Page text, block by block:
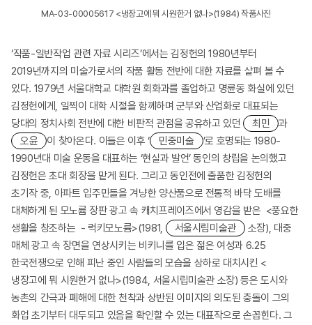
MA-03-00005617 <냉장고에 뭐 시원한거 없나>(1984) 작품사진
‘작품-일반작업 관련 자료 시리즈’에서는 김정헌의 1980년부터
2019년까지의 미술가로서의 작품 활동 전반에 대한 자료를 살펴 볼 수
있다. 1979년 서울대학교 대학원 회화과를 졸업하고 명륜동 화실에 있던
김정헌에게, 일찍이 대학 시절을 함께하며 군부와 산업화로 대표되는
당대의 정치사회 전반에 대한 비판적 관점을 공유하고 있던
최민
과
오윤
이 찾아온다. 이들은 이후 ‘ 민중미술
’로 호명되는 1980-
1990년대 미술 운동을 대표하는 ‘현실과 발언’ 동인의 창립을 논의했고
김정헌은 초대 회장을 맡게 된다. 그리고 동인전에 출품한 김정헌의
초기작 중, 아파트 입주민들을 겨냥한 양산품으로 전통적 바닥 도배를
대체하게 된 모노륨 장판 광고 속 캐치프레이즈에서 영감을 받은 <풍요한
생활을 창조하는 - 럭키모노륨>(1981,
서울시립미술관
소장), 대중
매체 광고 속 장면을 연상시키는 비키니를 입은 젊은 여성과 6.25
한국전쟁으로 인해 피난 중인 사람들의 모습을 상하로 대치시킨 <
냉장고에 뭐 시원한거 없나>(1984, 서울시립미술관 소장) 등은 도시와
농촌의 간극과 폐해에 대한 천착과 상반된 이미지의 의도된 충돌이 그의
화업 초기부터 대두되고 있음을 확인할 수 있는 대표작으로 손꼽힌다. 그